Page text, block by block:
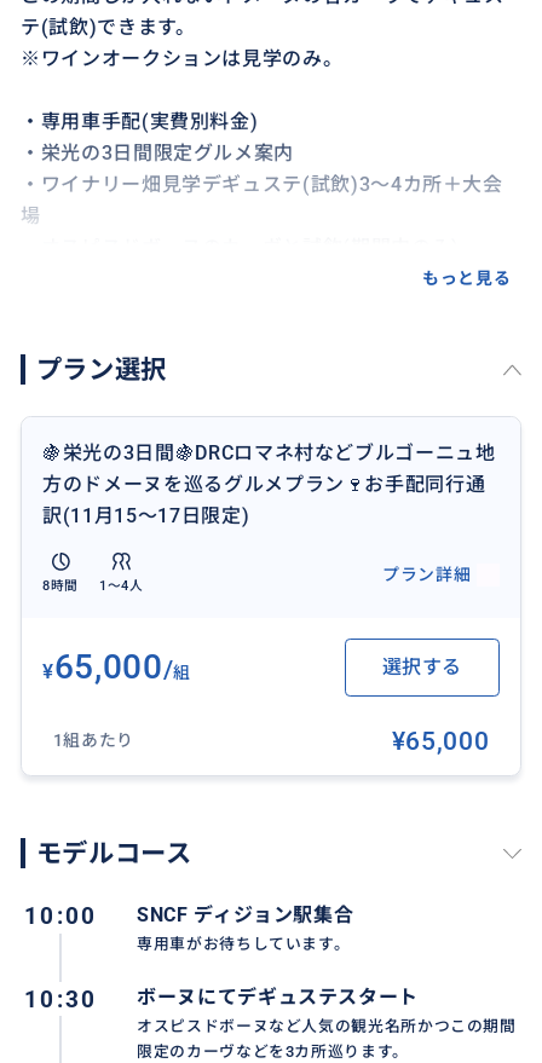
テ(試飲)できます。
※ワインオークションは見学のみ。
・専用車手配(実費別料金)
・栄光の3日間限定グルメ案内
・ワイナリー畑見学デギュステ(試飲)3〜4カ所＋大会
場
間全てお楽しみになりたい場合はご相談下さい。
★広場でのお食事代料金は実費となります。
★宿泊が必要な場合は宿泊費が別途必要となります。
★パリから専用車チャーターの場合にはチャーター料
金がかかります。
おすすめ
もっと見る
プラン選択
🍇栄光の3日間🍇DRCロマネ村などブルゴーニュ地
方のドメーヌを巡るグルメプラン🍷お手配同行通
訳(11月15〜17日限定)
8時間 1〜4人
プラン詳細
¥65,000/組 選択する
1組あたり ¥65,000
モデルコース
10:00 SNCF ディジョン駅集合
専用車がお待ちしています。
10:30 ボーヌにてデギュステスタート
オスピスドボーヌなど人気の観光名所かつこの期間
限定のカーヴなどを3カ所巡ります。